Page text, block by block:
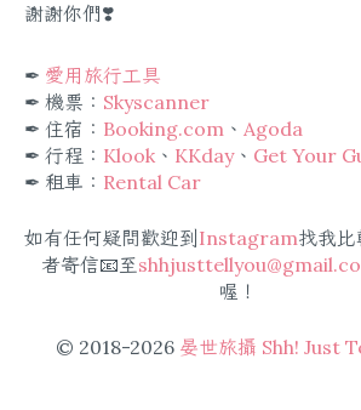
謝謝你們❣️
✒︎ 愛用旅行工具
✒︎ 機票： Skyscanner
✒︎ 住宿： Booking.com 、 Agoda
✒︎ 行程： Klook 、 KKday、 Get Your
✒︎ 租車： Rental Car
如有任何疑問歡迎到 Instagram找我
者寄信📧至
喔！
© 2018-2026 晏世旅攝 Shh! Just